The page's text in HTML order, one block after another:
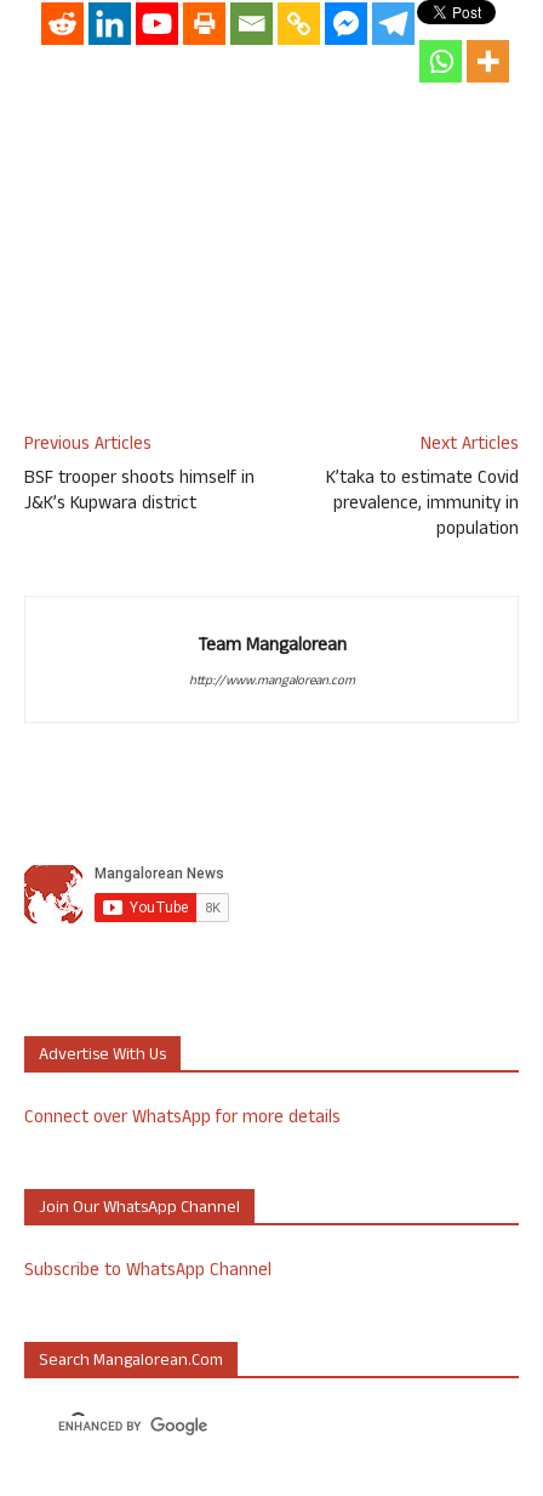
Previous Articles
BSF trooper shoots himself in
J&K’s Kupwara district
Next Articles
K’taka to estimate Covid
prevalence, immunity in
population
Team Mangalorean
http://www.mangalorean.com
Advertise With Us
Connect over WhatsApp for more details
Join Our WhatsApp Channel
Subscribe to WhatsApp Channel
Search Mangalorean.com